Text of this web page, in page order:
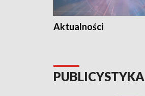
Aktualności
PUBLICYSTYKA